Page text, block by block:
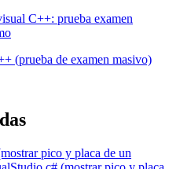
(prueba de examen masivo)
pico y placa de un